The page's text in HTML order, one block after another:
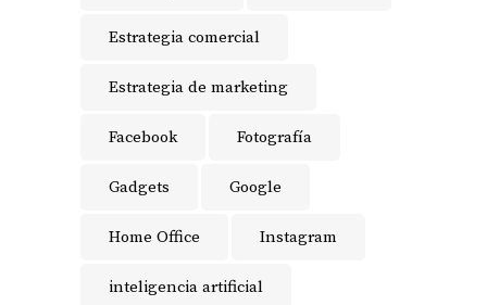
Estrategia comercial
Estrategia de marketing
Facebook Fotografía
Gadgets Google
Home Office Instagram
inteligencia artificial